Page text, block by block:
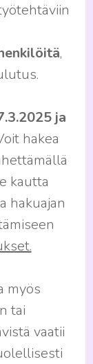
,
ja
hakea
kautta
hakuajan
myös
tai
vaatii